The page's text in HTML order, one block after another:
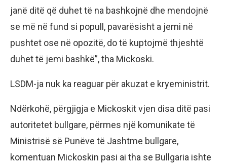
janë ditë që duhet të na bashkojnë dhe mendojnë
se më në fund si popull, pavarësisht a jemi në
pushtet ose në opozitë, do të kuptojmë thjeshtë
duhet të jemi bashkë”, tha Mickoski.
LSDM-ja nuk ka reaguar për akuzat e kryeministrit.
Ndërkohë, përgjigja e Mickoskit vjen disa ditë pasi
autoritetet bullgare, përmes një komunikate të
Ministrisë së Punëve të Jashtme bullgare,
komentuan Mickoskin pasi ai tha se Bullgaria ishte